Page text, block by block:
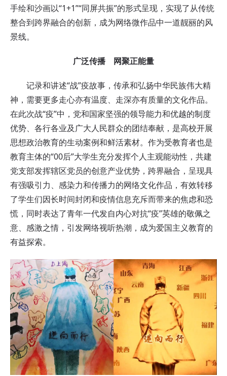
手绘和沙画以“1+1”“同屏共振”的形式呈现，实现了从传统
整合到跨界融合的创新，成为网络微作品中一道靓丽的风
景线。
广泛传播 网聚正能量
记录和讲述“战”疫故事，传承和弘扬中华民族伟大精
神，需要更多走心亦有温度、走深亦有质量的文化作品。
在此次战“疫”中，党和国家坚强的领导能力和优越的制度
优势、各行各业及广大人民群众的团结奉献，是高校开展
思想政治教育的生动案例和鲜活素材。作为受教育者也是
教育主体的“00后”大学生充分发挥个人主观能动性，共建
党支部发挥辖区党员的创意产业优势，跨界融合，呈现具
有强吸引力、感染力和传播力的网络文化作品，有效转移
了学生们因长时间封闭和疫情信息充斥而带来的焦虑和恐
慌，同时表达了青年一代发自内心对抗“疫”英雄的敬佩之
意、感激之情，引发网络视听热潮，成为爱国主义教育的
有益探索。